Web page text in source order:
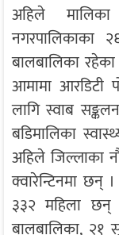
अहिले मालिका
बालबालिका
आमामा आरडिटी
लागि स्वाब
बडिमालिका
अहिले जिल्लाका
क्वारेन्टिनमा छन्
३३२ महिला छन्
बालबालिका, २१